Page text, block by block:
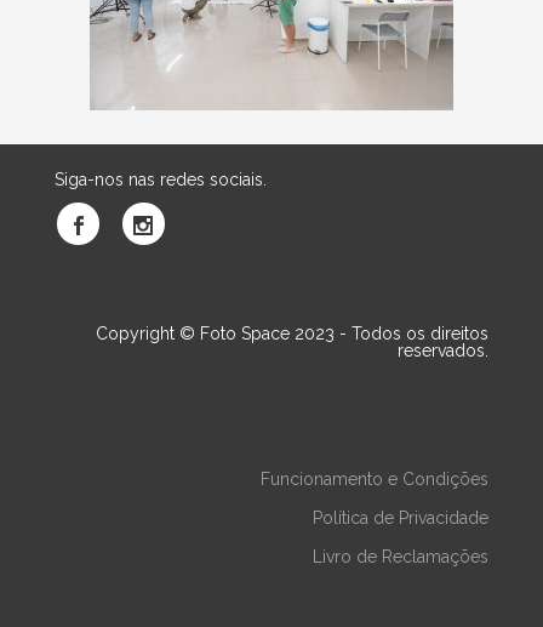
Siga-nos nas redes sociais.
Copyright © Foto Space 2023 - Todos os direitos
reservados.
Funcionamento e Condições
Política de Privacidade
Livro de Reclamações